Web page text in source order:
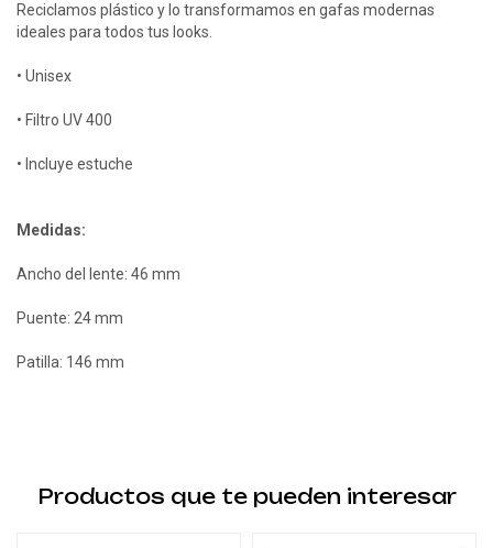
Reciclamos plástico y lo transformamos en gafas modernas
ideales para todos tus looks.
• Unisex
• Filtro UV 400
• Incluye estuche
Medidas:
Ancho del lente: 46 mm
Puente: 24 mm
Patilla: 146 mm
Productos que te pueden interesar